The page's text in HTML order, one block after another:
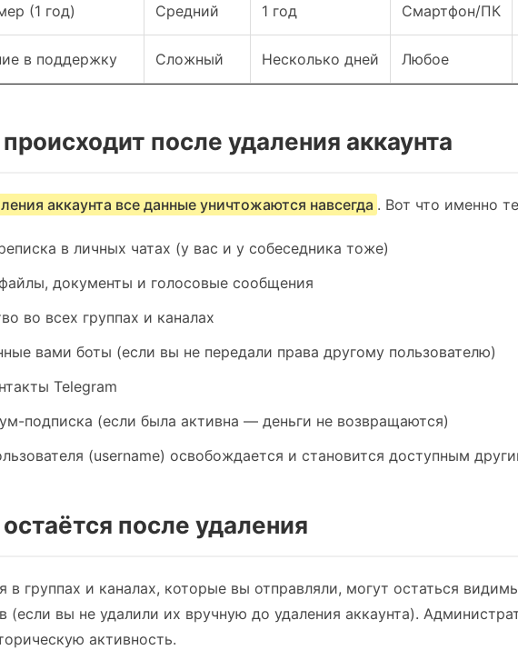
(1 год) Средний 1 год Смартфон/ПК
в поддержку Сложный Несколько дней Любое
после удаления аккаунта
аккаунта все данные уничтожаются навсегда . Вот что именно
в личных чатах (у вас и у собеседника тоже)
документы и голосовые сообщения
во всех группах и каналах
вами боты (если вы не передали права другому пользователю)
Telegram
подписка (если была активна — деньги не возвращаются)
(username) освобождается и становится доступным
после удаления
в группах и каналах, которые вы отправляли, могут остаться
(если вы не удалили их вручную до удаления аккаунта).
активность.